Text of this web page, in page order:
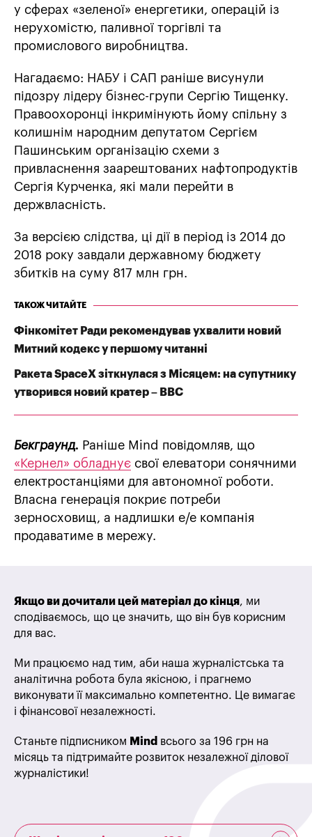
у сферах «зеленої» енергетики, операцій із
нерухомістю, паливної торгівлі та
промислового виробництва.
Нагадаємо: НАБУ і САП раніше висунули
підозру лідеру бізнес-групи Сергію Тищенку.
Правоохоронці інкримінують йому спільну з
колишнім народним депутатом Сергієм
Пашинським організацію схеми з
привласнення заарештованих нафтопродуктів
Сергія Курченка, які мали перейти в
держвласність.
За версією слідства, ці дії в період із 2014 до
2018 року завдали державному бюджету
збитків на суму 817 млн грн.
ТАКОЖ ЧИТАЙТЕ
Фінкомітет Ради рекомендував ухвалити новий
Митний кодекс у першому читанні
Ракета SpaceX зіткнулася з Місяцем: на супутнику
утворився новий кратер – BBC
Бекграунд. Раніше Mind повідомляв, що
«Кернел» обладнує свої елеватори сонячними
електростанціями для автономної роботи.
Власна генерація покриє потреби
зерносховищ, а надлишки е/е компанія
продаватиме в мережу.
Якщо ви дочитали цей матеріал до кінця, ми
сподіваємось, що це значить, що він був корисним
для вас.
Ми працюємо над тим, аби наша журналістська та
аналітична робота була якісною, і прагнемо
виконувати її максимально компетентно. Це вимагає
і фінансової незалежності.
Станьте підписником Mind всього за 196 грн на
місяць та підтримайте розвиток незалежної ділової
журналістики!